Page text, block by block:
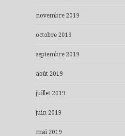
novembre 2019
octobre 2019
septembre 2019
août 2019
juillet 2019
juin 2019
mai 2019